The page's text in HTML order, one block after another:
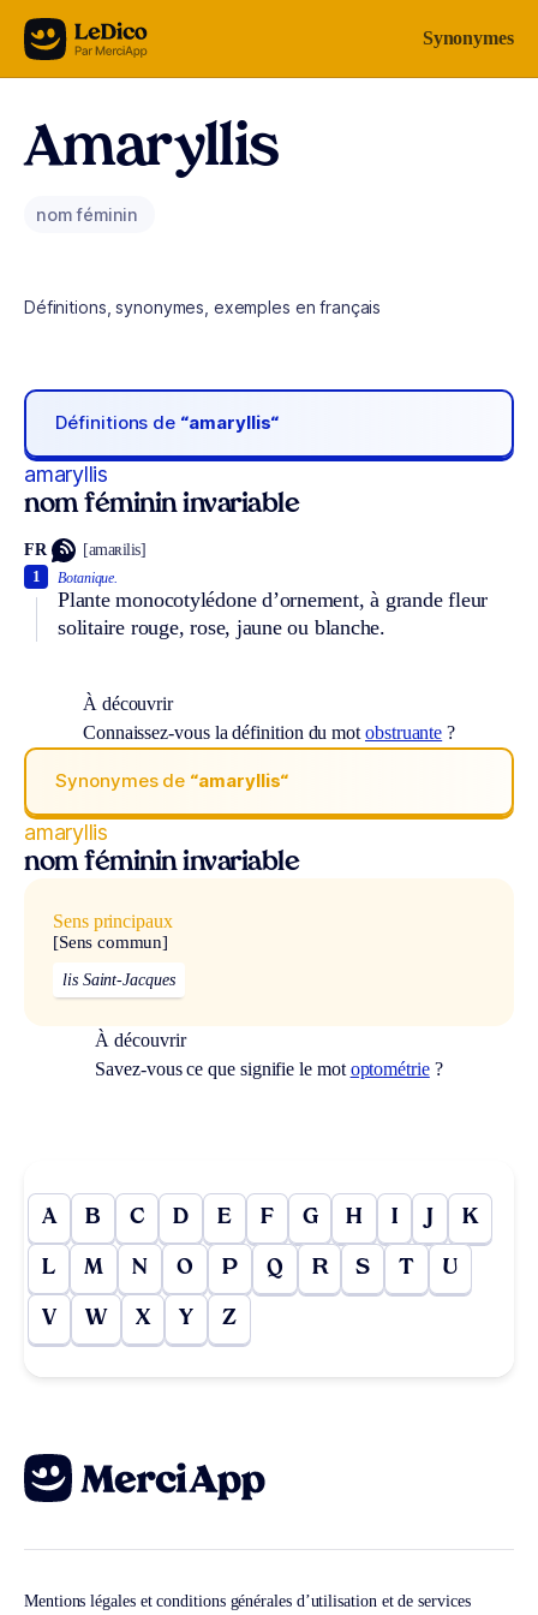
Aller au contenu Synonymes
Amaryllis
nom féminin
Définitions, synonymes, exemples en français
Définitions de “amaryllis“
amaryllis
nom féminin invariable
FR [amaʀilis]
Botanique.
Plante monocotylédone d’ornement, à grande fleur
solitaire rouge, rose, jaune ou blanche.
1
À découvrir
Connaissez-vous la définition du mot obstruante ?
Synonymes de “amaryllis“
amaryllis
nom féminin invariable
Sens principaux
[Sens commun]
lis Saint-Jacques
À découvrir
Savez-vous ce que signifie le mot optométrie?
A B C D E F G H I J K
L M N O P Q R S T U
V W X Y Z
Mentions légales et conditions générales d’utilisation et de services